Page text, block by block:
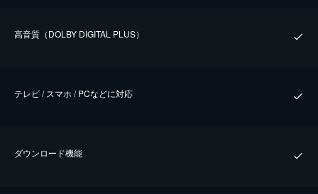
⾼⾳質（DOLBY DIGITAL PLUS）
テレビ / スマホ / PCなどに対応
ダウンロード機能